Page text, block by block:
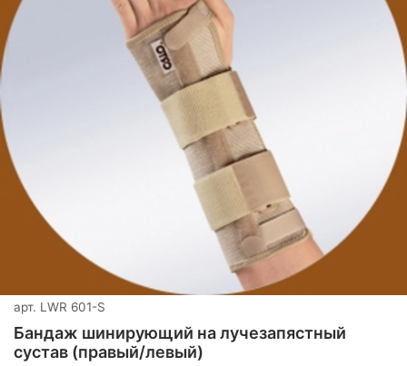
арт. LWR 601-S
Бандаж шинирующий на лучезапястный
сустав (правый/левый)